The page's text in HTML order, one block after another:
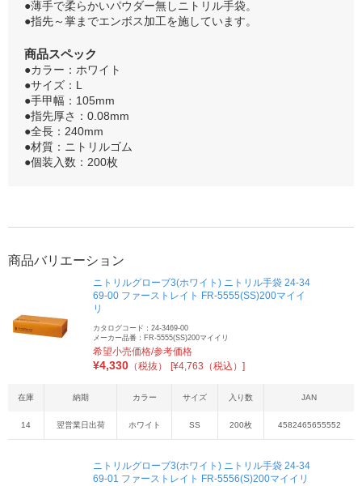
●薄手で柔らかいパウダー無しニトリル手袋。
●指先～掌までエンボス加工を施しています。
商品スペック
●カラー：ホワイト
●サイズ：L
●手甲幅：105mm
●指先厚さ：0.08mm
●全長：240mm
●材質：ニトリルゴム
●個装入数：200枚
商品バリエーション
ニトリルグローブ3(ホワイト) ニトリル手袋 24-34
69-00 ファーストレイト FR-5555(SS)200マイイ
リ
カタログコード：24-3469-00
メーカー品番：FR-5555(SS)200マイイリ
希望小売価格/参考価格
¥4,330 （税抜） [¥4,763（税込）]
在庫 納期 カラー サイズ 入り数 JAN
14 翌営業日出荷 ホワイト SS 200枚 4582465655552
ニトリルグローブ3(ホワイト) ニトリル手袋 24-34
69-01 ファーストレイト FR-5556(S)200マイイリ